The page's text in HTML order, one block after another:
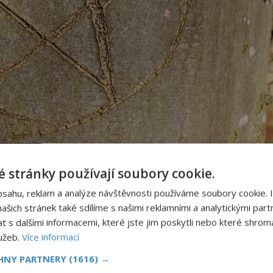
se liší v jednotlivých náboženských proudech.
které si zapisují zaklínadla a rituály.
stránky používají soubory cookie.
reklam a analýze návštěvnosti používáme soubory cookie.
stránek také sdílíme s našimi reklamními a analytickými
s dalšími informacemi, které jste jim poskytli nebo které
Více informací
PARTNERY (1616) →